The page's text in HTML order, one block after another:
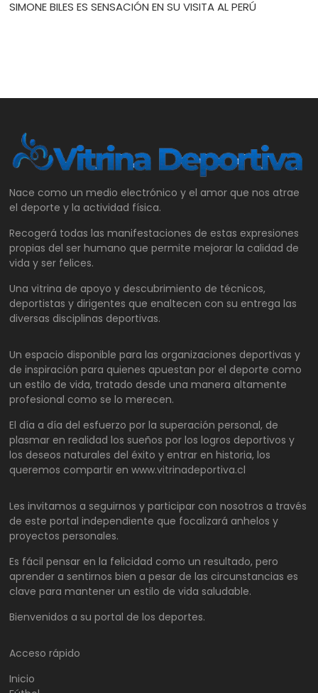
SIMONE BILES ES SENSACIÓN EN SU VISITA AL PERÚ
Nace como un medio electrónico y el amor que nos atrae
el deporte y la actividad física.
Recogerá todas las manifestaciones de estas expresiones
propias del ser humano que permite mejorar la calidad de
vida y ser felices.
Una vitrina de apoyo y descubrimiento de técnicos,
deportistas y dirigentes que enaltecen con su entrega las
diversas disciplinas deportivas.
Un espacio disponible para las organizaciones deportivas y
de inspiración para quienes apuestan por el deporte como
un estilo de vida, tratado desde una manera altamente
profesional como se lo merecen.
El día a día del esfuerzo por la superación personal, de
plasmar en realidad los sueños por los logros deportivos y
los deseos naturales del éxito y entrar en historia, los
queremos compartir en www.vitrinadeportiva.cl
Les invitamos a seguirnos y participar con nosotros a través
de este portal independiente que focalizará anhelos y
proyectos personales.
Es fácil pensar en la felicidad como un resultado, pero
aprender a sentirnos bien a pesar de las circunstancias es
clave para mantener un estilo de vida saludable.
Bienvenidos a su portal de los deportes.
Acceso rápido
Inicio